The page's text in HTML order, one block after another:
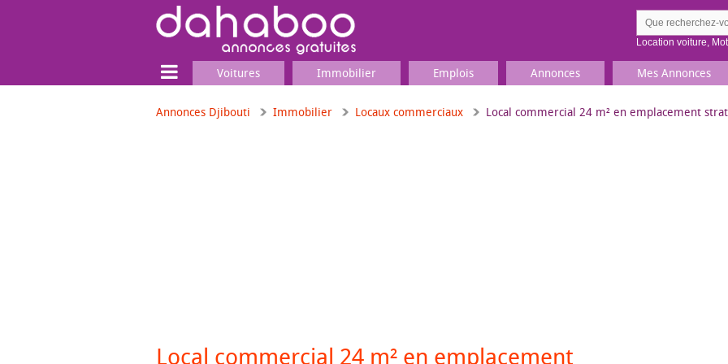
Location voiture,
Voitures Immobilier Emplois Annonces Mes Annonces
Annonces Djibouti Immobilier Locaux commerciaux Local commercial 24 m² en emplacement
Local commercial 24 m² en emplacement